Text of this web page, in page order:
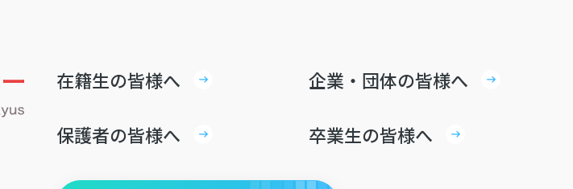
在籍生の皆様へ 企業・団体の皆様へ
保護者の皆様へ 卒業生の皆様へ
履歴書